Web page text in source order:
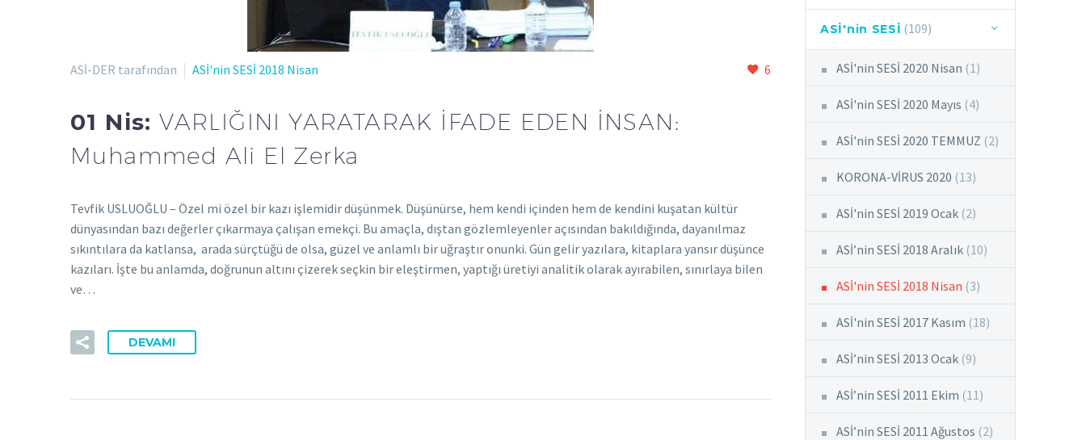
6
ASİ-DER tarafından ASİ'nin SESİ 2018 Nisan
01 Nis:VARLIĞINI YARATARAK İFADE EDEN İNSAN:
Muhammed Ali El Zerka
Tevfik USLUOĞLU – Özel mi özel bir kazı işlemidir düşünmek. Düşünürse, hem kendi içinden hem de kendini kuşatan kültür
dünyasından bazı değerler çıkarmaya çalışan emekçi. Bu amaçla, dıştan gözlemleyenler açısından bakıldığında, dayanılmaz
sıkıntılara da katlansa, arada sürçtüğü de olsa, güzel ve anlamlı bir uğraştır onunki. Gün gelir yazılara, kitaplara yansır düşünce
kazıları. İşte bu anlamda, doğrunun altını çizerek seçkin bir eleştirmen, yaptığı üretiyi analitik olarak ayırabilen, sınırlaya bilen
ve…
DEVAMI
ASİ'nin SESİ (109)
ASİ'nin SESİ 2020 Nisan (1)
ASİ'nin SESİ 2020 Mayıs (4)
ASİ'nin SESİ 2020 TEMMUZ (2)
KORONA-VİRUS 2020 (13)
ASİ'nin SESİ 2019 Ocak (2)
ASİ’nin SESİ 2018 Aralık (10)
ASİ'nin SESİ 2018 Nisan (3)
ASİ'nin SESİ 2017 Kasım (18)
ASİ’nin SESİ 2013 Ocak (9)
ASİ’nin SESİ 2011 Ekim (11)
ASİ’nin SESİ 2011 Ağustos (2)